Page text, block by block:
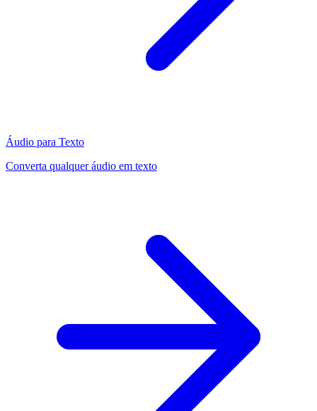
Áudio para Texto
Converta qualquer áudio em texto